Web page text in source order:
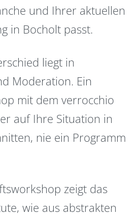
und Ihrer aktuellen
in Bocholt passt.
liegt in
Moderation. Ein
mit dem verrocchio
auf Ihre Situation in
nie ein Programm
zeigt das
wie aus abstrakten